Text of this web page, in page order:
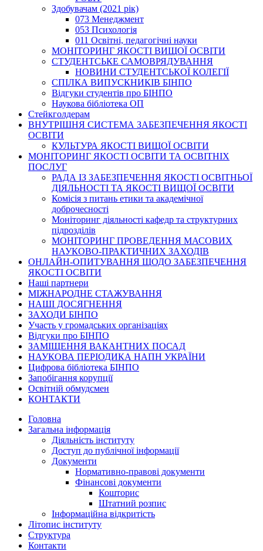
Здобувачам (2021 рік)
073 Менеджмент
053 Психологія
011 Освітні, педагогічні науки
МОНІТОРИНГ ЯКОСТІ ВИЩОЇ ОСВІТИ
СТУДЕНТСЬКЕ САМОВРЯДУВАННЯ
НОВИНИ СТУДЕНТСЬКОЇ КОЛЕГІЇ
СПІЛКА ВИПУСКНИКІВ БІНПО
Відгуки студентів про БІНПО
Наукова бібліотека ОП
Стейкголдерам
ВНУТРІШНЯ СИСТЕМА ЗАБЕЗПЕЧЕННЯ ЯКОСТІ
ОСВІТИ
КУЛЬТУРА ЯКОСТІ ВИЩОЇ ОСВІТИ
МОНІТОРИНГ ЯКОСТІ ОСВІТИ ТА ОСВІТНІХ
ПОСЛУГ
РАДА ІЗ ЗАБЕЗПЕЧЕННЯ ЯКОСТІ ОСВІТНЬОЇ
ДІЯЛЬНОСТІ ТА ЯКОСТІ ВИЩОЇ ОСВІТИ
Комісія з питань етики та академічної
доброчесності
Моніторинг діяльності кафедр та структурних
підрозділів
МОНІТОРИНГ ПРОВЕДЕННЯ МАСОВИХ
НАУКОВО-ПРАКТИЧНИХ ЗАХОДІВ
ОНЛАЙН-ОПИТУВАННЯ ЩОДО ЗАБЕЗПЕЧЕННЯ
ЯКОСТІ ОСВІТИ
Наші партнери
МІЖНАРОДНЕ СТАЖУВАННЯ
НАШІ ДОСЯГНЕННЯ
ЗАХОДИ БІНПО
Участь у громадських організаціях
Відгуки про БІНПО
ЗАМІЩЕННЯ ВАКАНТНИХ ПОСАД
НАУКОВА ПЕРІОДИКА НАПН УКРАЇНИ
Цифрова бібліотека БІНПО
Запобігання корупції
Освітній обмудсмен
КОНТАКТИ
Головна
Загальна інформація
Діяльність інституту
Доступ до публічної інформації
Документи
Нормативно-правові документи
Фінансові документи
Кошторис
Штатний розпис
Інформаційна відкритість
Літопис інституту
Структура
Контакти